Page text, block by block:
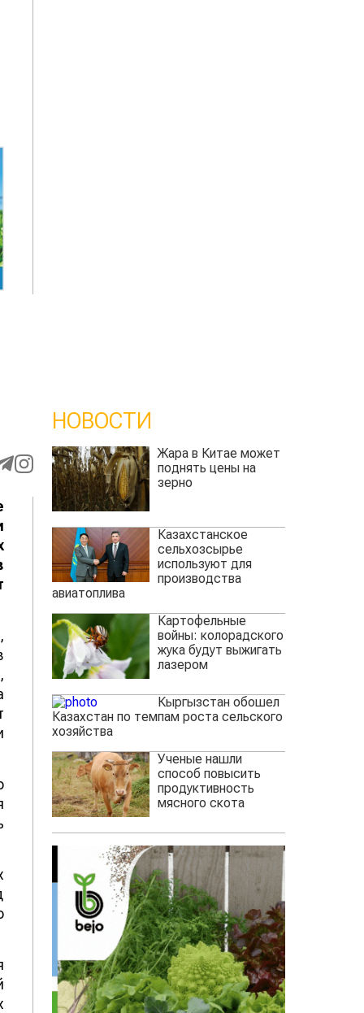
НОВОСТИ
Жара в Китае может
поднять цены на
зерно
Казахстанское
сельхозсырье
используют для
производства
авиатоплива
Картофельные
войны: колорадского
жука будут выжигать
лазером
Кыргызстан обошел
Казахстан по темпам роста сельского
хозяйства
Ученые нашли
способ повысить
продуктивность
мясного скота